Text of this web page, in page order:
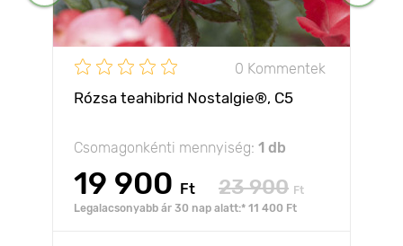
0 Kommentek
Rózsa teahibrid Nostalgie®, C5
Csomagonkénti mennyiség: 1 db
19 900 Ft 23 900 Ft
Legalacsonyabb ár 30 nap alatt:* 11 400 Ft